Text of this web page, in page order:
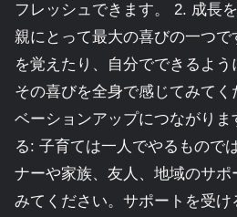
フレッシュできます。 2. 成長
親にとって最大の喜びの一つで
を覚えたり、自分でできるよう
その喜びを全身で感じてみて
ベーションアップにつながり
る: 子育ては一人でやるもので
ナーや家族、友人、地域のサポ
みてください。サポートを受け